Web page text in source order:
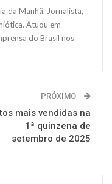
da Manhã. Jornalista,
Atuou em
do Brasil nos
PRÓXIMO
mais vendidas na
1ª quinzena de
setembro de 2025